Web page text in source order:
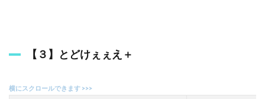
【３】とどけぇぇえ＋